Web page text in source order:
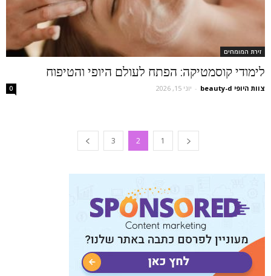
זירת המומחים
לימודי קוסמטיקה: הפתח לעולם היופי והטיפוח
צוות היופי beauty-d - יוני 15, 2026 0
1
2
3